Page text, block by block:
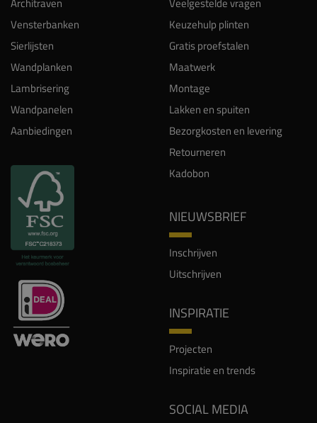
Architraven
Vensterbanken
Sierlijsten
Wandplanken
Lambrisering
Wandpanelen
Aanbiedingen
Veelgestelde vragen
Keuzehulp plinten
Gratis proefstalen
Maatwerk
Montage
Lakken en spuiten
Bezorgkosten en levering
Retourneren
Kadobon
NIEUWSBRIEF
Inschrijven
Uitschrijven
INSPIRATIE
Projecten
Inspiratie en trends
SOCIAL MEDIA